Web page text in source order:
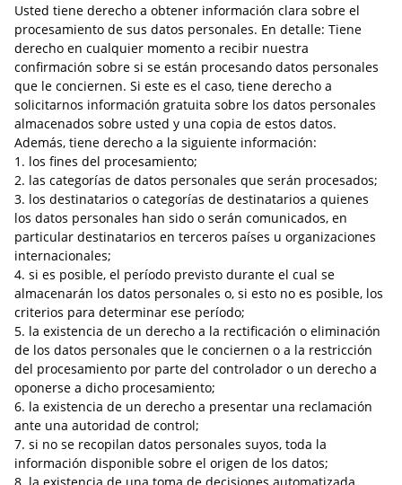
Usted tiene derecho a obtener información clara sobre el
procesamiento de sus datos personales. En detalle: Tiene
derecho en cualquier momento a recibir nuestra
confirmación sobre si se están procesando datos personales
que le conciernen. Si este es el caso, tiene derecho a
solicitarnos información gratuita sobre los datos personales
almacenados sobre usted y una copia de estos datos.
Además, tiene derecho a la siguiente información:
1. los fines del procesamiento;
2. las categorías de datos personales que serán procesados;
3. los destinatarios o categorías de destinatarios a quienes
los datos personales han sido o serán comunicados, en
particular destinatarios en terceros países u organizaciones
internacionales;
4. si es posible, el período previsto durante el cual se
almacenarán los datos personales o, si esto no es posible, los
criterios para determinar ese período;
5. la existencia de un derecho a la rectificación o eliminación
de los datos personales que le conciernen o a la restricción
del procesamiento por parte del controlador o un derecho a
oponerse a dicho procesamiento;
6. la existencia de un derecho a presentar una reclamación
ante una autoridad de control;
7. si no se recopilan datos personales suyos, toda la
información disponible sobre el origen de los datos;